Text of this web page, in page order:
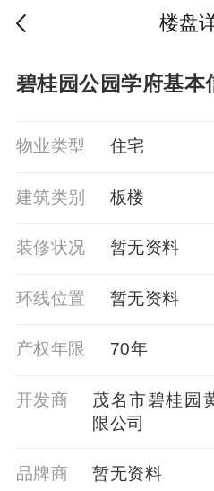
楼盘
碧桂园公园学府基本
物业类型 住宅
建筑类别 板楼
装修状况 暂⽆资料
环线位置 暂⽆资料
产权年限 70年
开发商
茂名市碧桂园
限公司
品牌商 暂⽆资料